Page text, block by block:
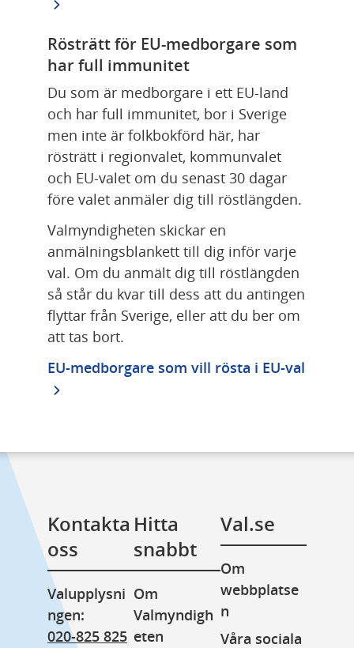
Rösträtt för EU-medborgare som
har full immunitet
Du som är medborgare i ett EU-land
och har full immunitet, bor i Sverige
men inte är folkbokförd här, har
rösträtt i regionvalet, kommunvalet
och EU-valet om du senast 30 dagar
före valet anmäler dig till röstlängden.
Valmyndigheten skickar en
anmälningsblankett till dig inför varje
val. Om du anmält dig till röstlängden
så står du kvar till dess att du antingen
flyttar från Sverige, eller att du ber om
att tas bort.
EU-medborgare som vill rösta i EU-val
Kontakta
oss
Valupplysni
ngen:
020-825 825
Hitta
snabbt
Om
Valmyndigh
eten
Val.se
Om
webbplatse
n
Våra sociala